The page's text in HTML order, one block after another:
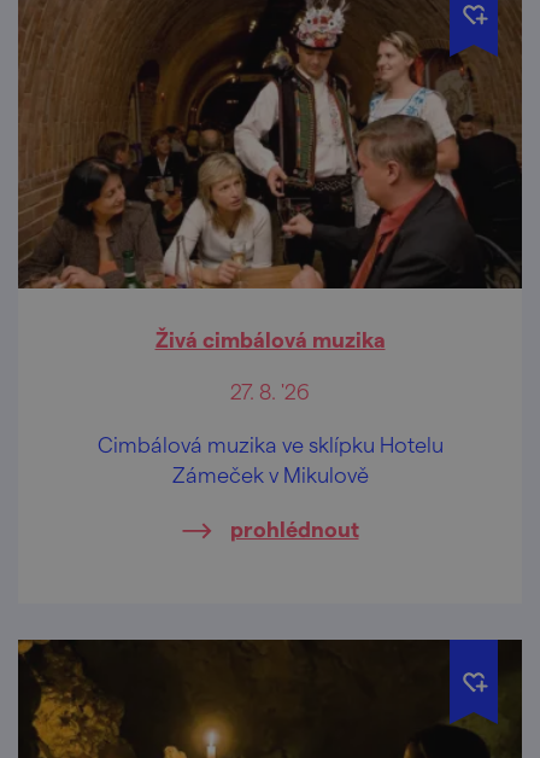
Živá cimbálová muzika
27. 8. '26
Cimbálová muzika ve sklípku Hotelu
Zámeček v Mikulově
prohlédnout